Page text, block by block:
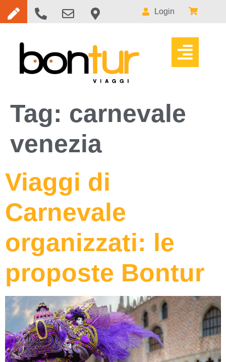
Login
Tag: carnevale
venezia
Viaggi di
Carnevale
organizzati: le
proposte Bontur